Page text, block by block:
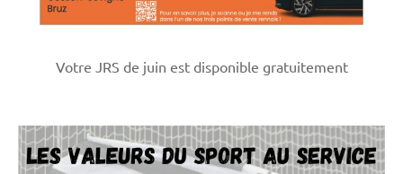
Votre JRS de juin est disponible gratuitement